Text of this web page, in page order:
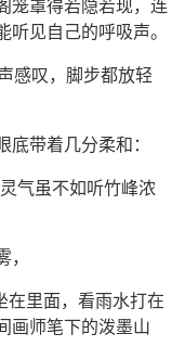
见自己的呼吸声。
感叹，脚步都放轻
带着几分柔和：
气虽不如听竹峰浓
在里面，看雨水打在
画师笔下的泼墨山